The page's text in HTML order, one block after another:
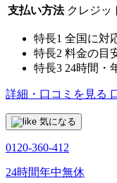
支払い方法 クレジッ
特長1 全国に対
特長2 料金の目
特長3 24時間・
詳細・口コミを見る
気になる
0120-360-412
24時間年中無休